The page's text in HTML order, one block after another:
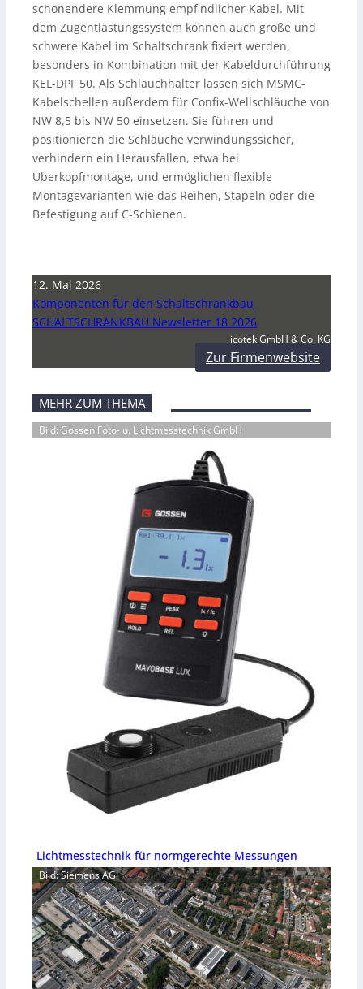
schonendere Klemmung empfindlicher Kabel. Mit
dem Zugentlastungssystem können auch große und
schwere Kabel im Schaltschrank fixiert werden,
besonders in Kombination mit der Kabeldurchführung
KEL-DPF 50. Als Schlauchhalter lassen sich MSMC-
Kabelschellen außerdem für Confix-Wellschläuche von
NW 8,5 bis NW 50 einsetzen. Sie führen und
positionieren die Schläuche verwindungssicher,
verhindern ein Herausfallen, etwa bei
Überkopfmontage, und ermöglichen flexible
Montagevarianten wie das Reihen, Stapeln oder die
Befestigung auf C-Schienen.
12. Mai 2026
Komponenten für den Schaltschrankbau
SCHALTSCHRANKBAU Newsletter 18 2026
icotek GmbH & Co. KG
Zur Firmenwebsite
MEHR ZUM THEMA
Bild: Gossen Foto- u. Lichtmesstechnik GmbH
Lichtmesstechnik für normgerechte Messungen
Bild: Siemens AG